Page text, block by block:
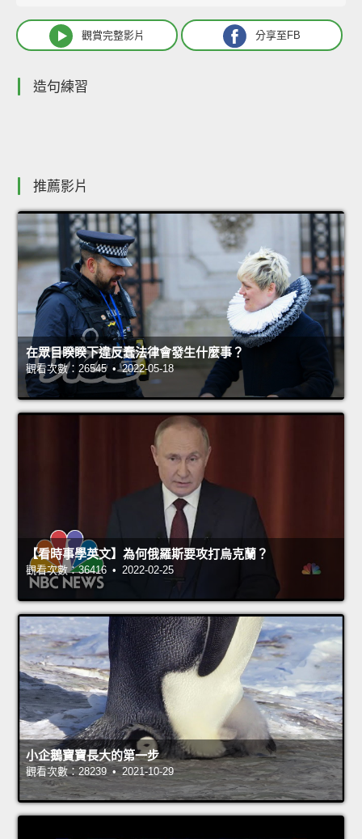
觀賞完整影片 分享至FB
造句練習
推薦影片
在眾目睽睽下違反蠢法律會發生什麼事？
觀看次數：26545 • 2022-05-18
【看時事學英文】為何俄羅斯要攻打烏克蘭？
觀看次數：36416 • 2022-02-25
小企鵝寶寶長大的第一步
觀看次數：28239 • 2021-10-29